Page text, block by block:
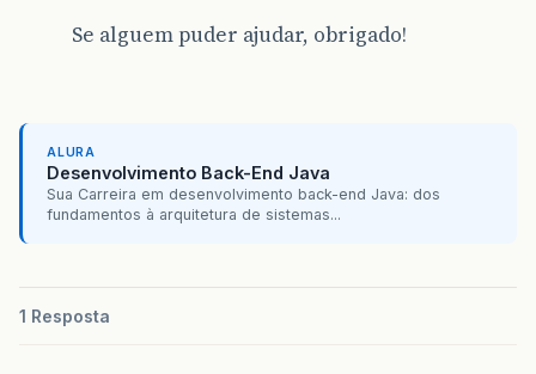
Se alguem puder ajudar, obrigado!
ALURA
Desenvolvimento Back-End Java
Sua Carreira em desenvolvimento back-end Java: dos
fundamentos à arquitetura de sistemas...
1 Resposta